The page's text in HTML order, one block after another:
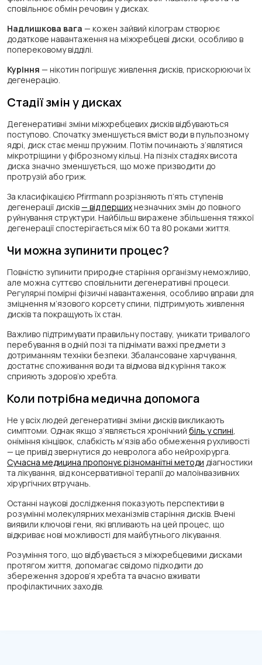
сповільнює обмін речовин у дисках.
Надлишкова вага — кожен зайвий кілограм створює
додаткове навантаження на міжхребцеві диски, особливо в
поперековому відділі.
Куріння — нікотин погіршує живлення дисків, прискорюючи їх
дегенерацію.
Стадії змін у дисках
Дегенеративні зміни міжхребцевих дисків відбуваються
поступово. Спочатку зменшується вміст води в пульпозному
ядрі, диск стає менш пружним. Потім починають з’являтися
мікротріщини у фіброзному кільці. На пізніх стадіях висота
диска значно зменшується, що може призводити до
протрузій або гриж.
За класифікацією Pfirrmann розрізняють п’ять ступенів
дегенерації дисків— від першихнезначних змін до повного
руйнування структури. Найбільш виражене збільшення тяжкої
дегенерації спостерігається між 60 та 80 роками життя.
Чи можна зупинити процес?
Повністю зупинити природне старіння організму неможливо,
але можна суттєво сповільнити дегенеративні процеси.
Регулярні помірні фізичні навантаження, особливо вправи для
зміцнення м’язового корсету спини, підтримують живлення
дисків та покращують їх стан.
Важливо підтримувати правильну поставу, уникати тривалого
перебування в одній позі та піднімати важкі предмети з
дотриманням техніки безпеки. Збалансоване харчування,
достатнє споживання води та відмова від куріння також
сприяють здоров’ю хребта.
Коли потрібна медична допомога
Не у всіх людей дегенеративні зміни дисків викликають
симптоми. Однак якщо з’являється хронічний біль у спині,
оніміння кінцівок, слабкість м’язів або обмеження рухливості
— це привід звернутися до невролога або нейрохірурга.
Сучасна медицина пропонує різноманітні методи діагностики
та лікування, від консервативної терапії до малоінвазивних
хірургічних втручань.
Останні наукові дослідження показують перспективи в
розумінні молекулярних механізмів старіння дисків. Вчені
виявили ключові гени, які впливають на цей процес, що
відкриває нові можливості для майбутнього лікування.
Розуміння того, що відбувається з міжхребцевими дисками
протягом життя, допомагає свідомо підходити до
збереження здоров’я хребта та вчасно вживати
профілактичних заходів.